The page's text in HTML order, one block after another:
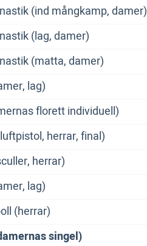
(ind mångkamp, damer)
(lag, damer)
(matta, damer)
lag)
florett individuell)
herrar, final)
herrar)
lag)
(herrar)
singel)